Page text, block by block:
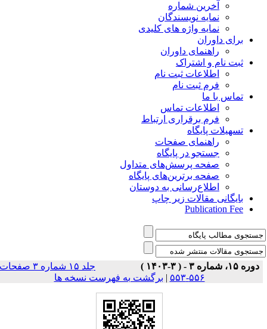
آخرین شماره
نمایه نویسندگان
نمایه واژه های کلیدی
برای داوران
راهنمای داوران
ثبت نام و اشتراک
اطلاعات ثبت نام
فرم ثبت نام
تماس با ما
اطلاعات تماس
فرم برقراری ارتباط
تسهیلات پایگاه
راهنمای صفحات
جستجو در پایگاه
صفحه پرسش‌های متداول
صفحه برترین‌های پایگاه
اطلاع‌رسانی به دوستان
بایگانی مقالات زیر چاپ
Publication Fee
دوره ۱۵، شماره ۳ - ( ۳-۱۴۰۳ )
جلد ۱۵ شماره ۳ صفحات
۵۵۶-۵۵۳
|برگشت به فهرست نسخه ها